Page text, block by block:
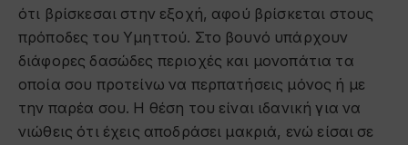
ότι βρίσκεσαι στην εξοχή, αφού βρίσκεται στους
πρόποδες του Υμηττού. Στο βουνό υπάρχουν
διάφορες δασώδες περιοχές και μονοπάτια τα
οποία σου προτείνω να περπατήσεις μόνος ή με
την παρέα σου. Η θέση του είναι ιδανική για να
νιώθεις ότι έχεις αποδράσει μακριά, ενώ είσαι σε